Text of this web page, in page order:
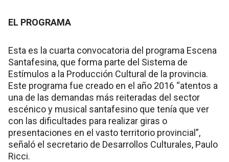
EL PROGRAMA
Esta es la cuarta convocatoria del programa Escena
Santafesina, que forma parte del Sistema de
Estímulos a la Producción Cultural de la provincia.
Este programa fue creado en el año 2016 “atentos a
una de las demandas más reiteradas del sector
escénico y musical santafesino que tenía que ver
con las dificultades para realizar giras o
presentaciones en el vasto territorio provincial”,
señaló el secretario de Desarrollos Culturales, Paulo
Ricci.